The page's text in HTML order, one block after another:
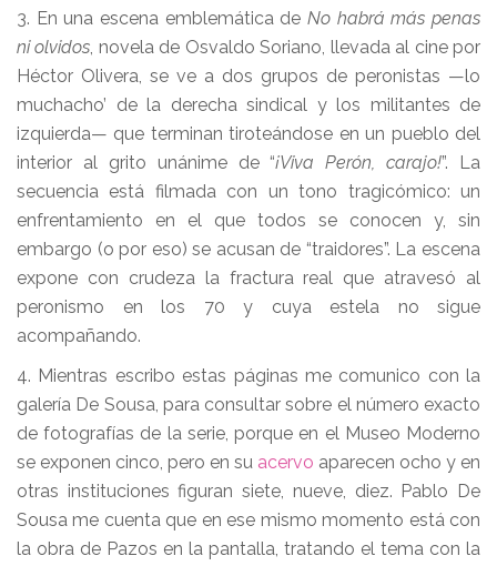
3. En una escena emblemática de No habrá más penas
ni olvidos, novela de Osvaldo Soriano, llevada al cine por
Héctor Olivera, se ve a dos grupos de peronistas —lo
muchacho’ de la derecha sindical y los militantes de
izquierda— que terminan tiroteándose en un pueblo del
interior al grito unánime de “¡Viva Perón, carajo!”. La
secuencia está filmada con un tono tragicómico: un
enfrentamiento en el que todos se conocen y, sin
embargo (o por eso) se acusan de “traidores”. La escena
expone con crudeza la fractura real que atravesó al
peronismo en los 70 y cuya estela no sigue
acompañando.
4. Mientras escribo estas páginas me comunico con la
galería De Sousa, para consultar sobre el número exacto
de fotografías de la serie, porque en el Museo Moderno
se exponen cinco, pero en su acervo aparecen ocho y en
otras instituciones figuran siete, nueve, diez. Pablo De
Sousa me cuenta que en ese mismo momento está con
la obra de Pazos en la pantalla, tratando el tema con la